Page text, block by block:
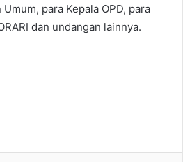
para Kepala OPD, para
dan undangan lainnya.